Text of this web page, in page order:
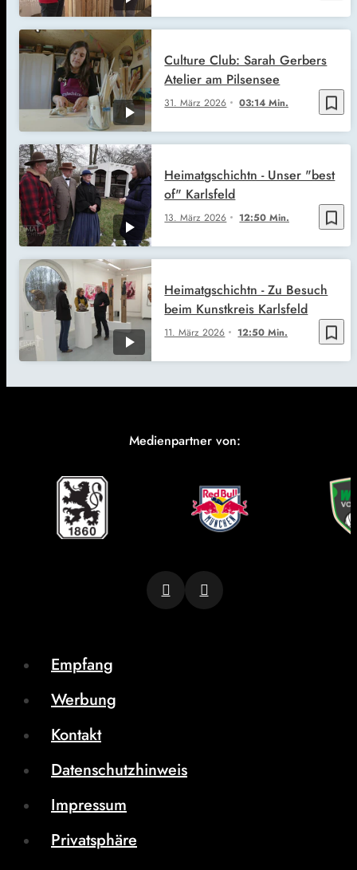
bookmark_border
31. März 2026 03:14 Min.
Culture Club: Sarah Gerbers
Atelier am Pilsensee
bookmark_border
13. März 2026 12:50 Min.
Heimatgschichtn - Unser "best
of" Karlsfeld
bookmark_border
11. März 2026 12:50 Min.
Heimatgschichtn - Zu Besuch
beim Kunstkreis Karlsfeld
Medienpartner von:
Empfang
Werbung
Kontakt
Datenschutzhinweis
Impressum
Privatsphäre